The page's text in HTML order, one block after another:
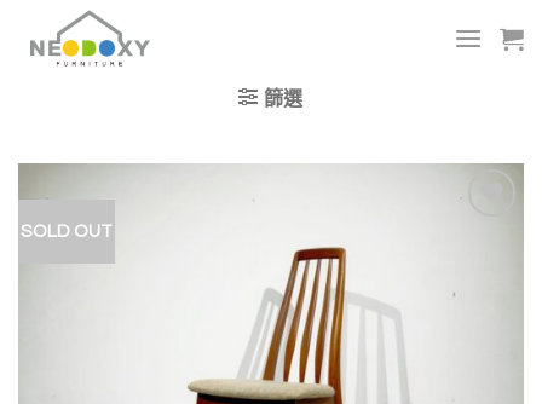
篩選
SOLD OUT